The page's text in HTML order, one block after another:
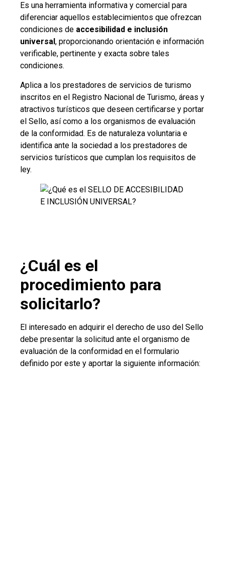
Es una herramienta informativa y comercial para
diferenciar aquellos establecimientos que ofrezcan
condiciones de accesibilidad e inclusión
universal, proporcionando orientación e información
verificable, pertinente y exacta sobre tales
condiciones.
Aplica a los prestadores de servicios de turismo
inscritos en el Registro Nacional de Turismo, áreas y
atractivos turísticos que deseen certificarse y portar
el Sello, así como a los organismos de evaluación
de la conformidad. Es de naturaleza voluntaria e
identifica ante la sociedad a los prestadores de
servicios turísticos que cumplan los requisitos de
ley.
¿Cuál es el
procedimiento para
solicitarlo?
El interesado en adquirir el derecho de uso del Sello
debe presentar la solicitud ante el organismo de
evaluación de la conformidad en el formulario
definido por este y aportar la siguiente información: